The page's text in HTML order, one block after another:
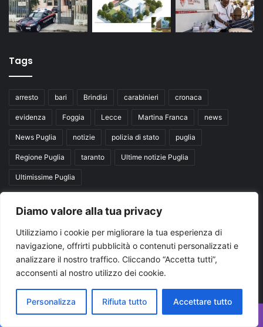
Diamo valore alla tua privacy
Utilizziamo i cookie per migliorare la tua esperienza di
navigazione, offrirti pubblicità o contenuti personalizzati e
analizzare il nostro traffico. Cliccando “Accetta tutti”,
acconsenti al nostro utilizzo dei cookie.
Personalizza Rifiuta tutto Accettare tutto
Tags
arresto bari Brindisi carabinieri cronaca
evidenza Foggia Lecce Martina Franca news
News Puglia notizie polizia di stato puglia
Regione Puglia taranto Ultime notizie Puglia
Ultimissime Puglia
Seguici su
Facebook
X
You
Tube